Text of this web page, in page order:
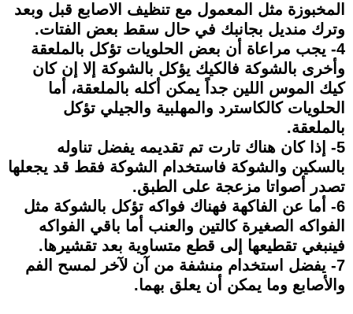
المخبوزة مثل المعمول مع تنظيف الاصابع قبل وبعد
وترك منديل بجانبك في حال سقط بعض الفتات.
4- يجب مراعاة أن بعض الحلويات تؤكل بالملعقة
وأخرى بالشوكة فالكيك يؤكل بالشوكة إلا إن كان
كيك الموس اللين جداً يمكن أكله بالملعقة، أما
الحلويات كالكاسترد والمهلبية والجيلي تؤكل
بالملعقة.
5- إذا كان هناك تارت تم تقديمه يفضل تناوله
بالسكين والشوكة فاستخدام الشوكة فقط قد يجعلها
تصدر أصواتا مزعجة على الطبق.
6- أما عن الفاكهة فهناك فواكه تؤكل بالشوكة مثل
الفواكه الصغيرة كالتين والعنب أما باقي الفواكه
فينبغي تقطيعها إلى قطع متساوية بعد تقشيرها.
7- يفضل استخدام منشفة من آن لآخر لمسح الفم
والأصابع وما يمكن أن يعلق بهما.